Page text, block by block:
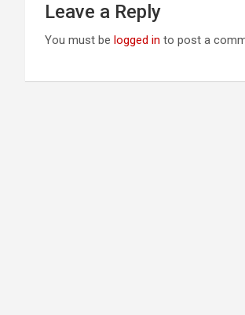
Leave a Reply
You must be logged in to post a